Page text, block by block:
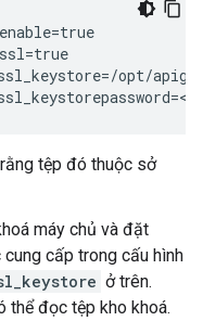
opt/
tệp đó thuộc sở
máy chủ và đặt
cấp trong cấu hình
ở trên.
thể đọc tệp kho khoá.